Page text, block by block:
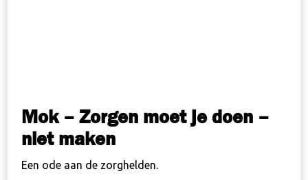
Mok – Zorgen moet je doen –
niet maken
Een ode aan de zorghelden.